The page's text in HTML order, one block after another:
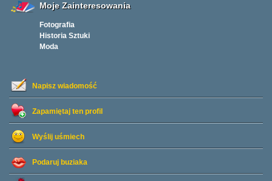
Napisz wiadomość
Zapamiętaj ten profil
Wyślij uśmiech
Podaruj buziaka
Moje Zainteresowania
Fotografia
Historia Sztuki
Moda